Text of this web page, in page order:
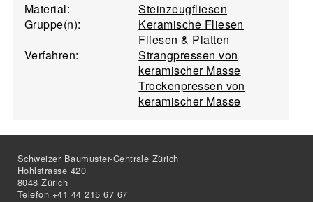
Material:
Steinzeugfliesen
Gruppe(n):
Keramische Fliesen
Fliesen & Platten
Verfahren:
Strangpressen von
keramischer Masse
Trockenpressen von
keramischer Masse
Schweizer Baumuster-Centrale Zürich
Hohlstrasse 420
8048 Zürich
Telefon +41 44 215 67 67